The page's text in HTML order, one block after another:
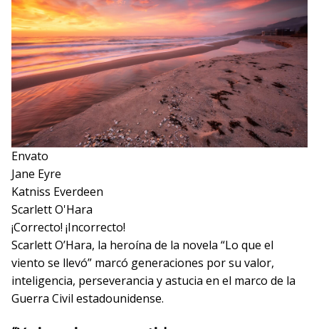
Envato
Jane Eyre
Katniss Everdeen
Scarlett O'Hara
¡Correcto! ¡Incorrecto!
Scarlett O’Hara, la heroína de la novela “Lo que el
viento se llevó” marcó generaciones por su valor,
inteligencia, perseverancia y astucia en el marco de la
Guerra Civil estadounidense.